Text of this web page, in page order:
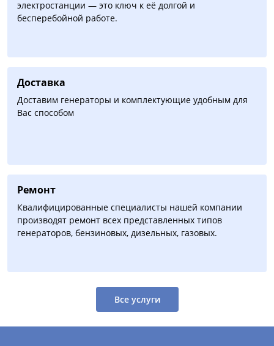
электростанции — это ключ к её долгой и
бесперебойной работе.
Доставка
Доставим генераторы и комплектующие удобным для
Вас способом
Ремонт
Квалифицированные специалисты нашей компании
производят ремонт всех представленных типов
генераторов, бензиновых, дизельных, газовых.
Все услуги